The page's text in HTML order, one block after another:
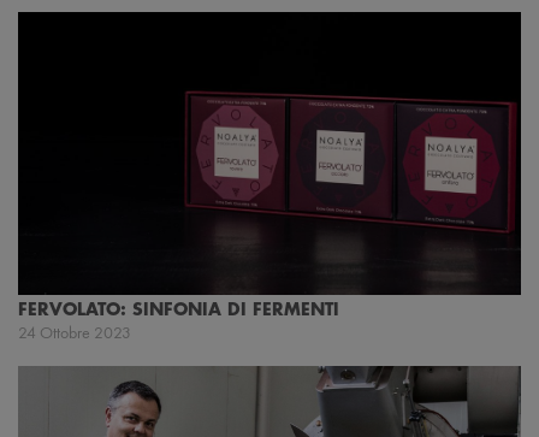
FERVOLATO: SINFONIA DI FERMENTI
24 Ottobre 2023